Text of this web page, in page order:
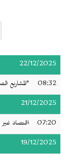
22/12/2025
08:32 "المشاريع
21/12/2025
07:20 اقتصاد
19/12/2025